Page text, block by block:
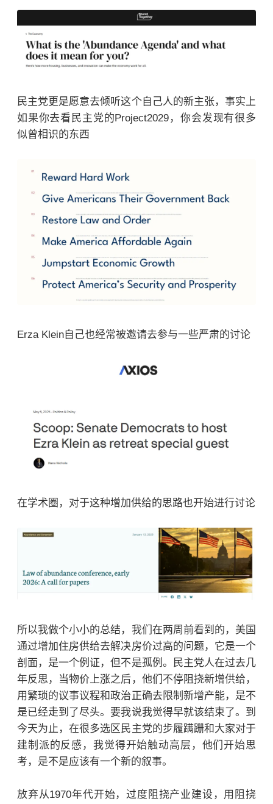
民主党更是愿意去倾听这个自己人的新主张，事实上
如果你去看民主党的Project2029，你会发现有很多
似曾相识的东西
Erza Klein自己也经常被邀请去参与一些严肃的讨论
在学术圈，对于这种增加供给的思路也开始进行讨论
所以我做个小小的总结，我们在两周前看到的，美国
通过增加住房供给去解决房价过高的问题，它是一个
剖面，是一个例证，但不是孤例。民主党人在过去几
年反思，当物价上涨之后，他们不停阻挠新增供给，
用繁琐的议事议程和政治正确去限制新增产能，是不
是已经走到了尽头。要我说我觉得早就该结束了。到
今天为止，在很多选区民主党的步履蹒跚和大家对于
建制派的反感，我觉得开始触动高层，他们开始思
考，是不是应该有一个新的叙事。
放弃从1970年代开始，过度阻挠产业建设，用阻挠